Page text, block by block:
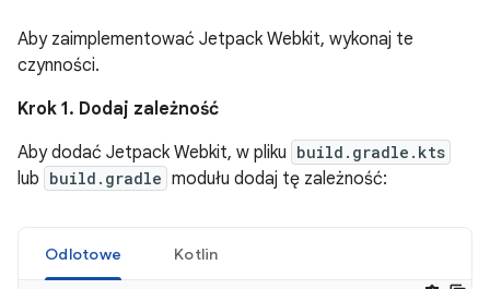
Aby zaimplementować Jetpack Webkit, wykonaj te
czynności.
Krok 1. Dodaj zależność
Aby dodać Jetpack Webkit, w pliku build.gradle.kts
lub build.gradle modułu dodaj tę zależność:
Odlotowe Kotlin